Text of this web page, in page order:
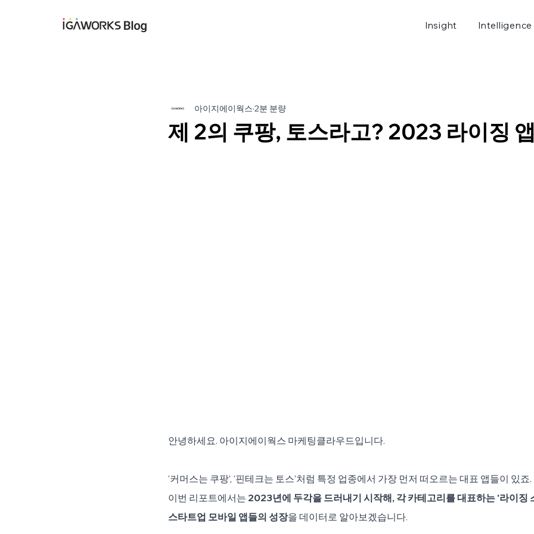
Insight Intelligence
제 2의 쿠팡, 토스라고? 2023 라이징
아이지에이웍스 2분 분량
안녕하세요. 아이지에이웍스 마케팅클라우드입니다.
'커머스는 쿠팡', '핀테크는 토스'처럼 특정 업종에서 가장 먼저 떠오르는 대표 앱들이 있죠.
이번 리포트에서는 2023년에 두각을 드러내기 시작해, 각 카테고리를 대표하는 '라이징
스타트업 모바일 앱들의 성장을 데이터로 알아보겠습니다.